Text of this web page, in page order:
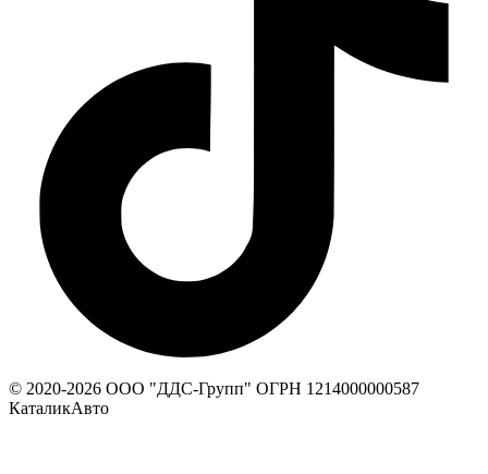
© 2020-2026 ООО "ДДС-Групп" ОГРН 1214000000587
КаталикАвто